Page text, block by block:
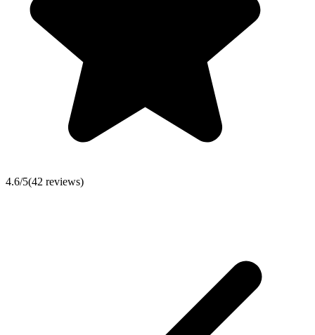
4.6/5(42 reviews)